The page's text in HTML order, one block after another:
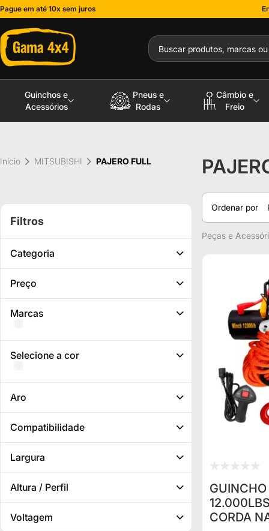
Pague em até 10x sem juros
Guinchos e
Acessórios
Pneus e
Rodas
Câmbio e
Freio
Ordenar por
Peças e
CORDA
Início MITSUBISHI PAJERO FULL
Filtros
Categoria
Preço
Marcas
Selecione a cor
Aro
Compatibilidade
Largura
Altura / Perfil
Voltagem